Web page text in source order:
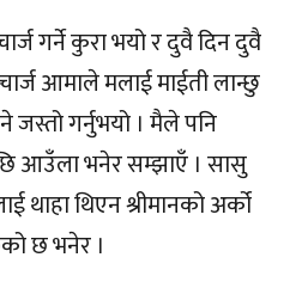
गर्ने कुरा भयो र दुवै दिन दुवै
आमाले मलाई माईती लान्छु
जस्तो गर्नुभयो । मैले पनि
आउँला भनेर सम्झाएँ । सासु
थाहा थिएन श्रीमानको अर्को
छ भनेर ।